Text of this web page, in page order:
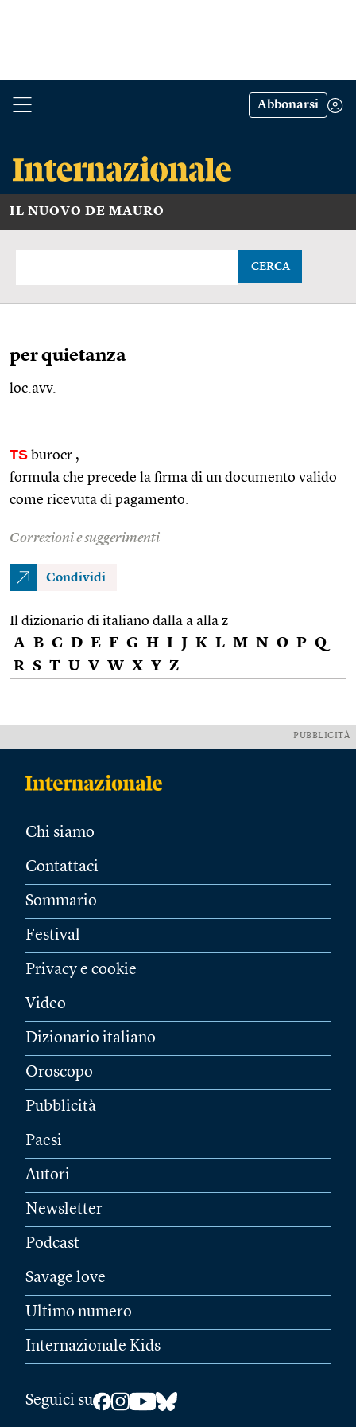
Abbonarsi
IL NUOVO DE MAURO
CERCA
per quietanza
loc.avv.
TS burocr. ,
formula che precede la firma di un documento valido
come ricevuta di pagamento.
Correzioni e suggerimenti
Condividi
Il dizionario di italiano dalla a alla z
A B C D E F G H I J K L M N O P Q
R S T U V W X Y Z
PUBBLICITÀ
Chi siamo
Contattaci
Sommario
Festival
Privacy e cookie
Video
Dizionario italiano
Oroscopo
Pubblicità
Paesi
Autori
Newsletter
Podcast
Savage love
Ultimo numero
Internazionale Kids
Seguici su